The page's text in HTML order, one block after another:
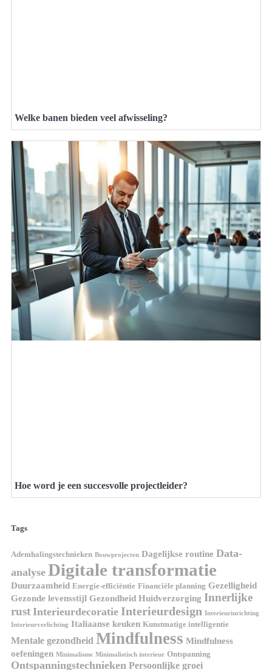
Welke banen bieden veel afwisseling?
Hoe word je een succesvolle projectleider?
Tags
Ademhalingstechnieken Bouwprojecten Dagelijkse routine Data-
analyse Digitale transformatie
Duurzaamheid Energie-efficiëntie Financiële planning Gezelligheid
Gezonde levensstijl Gezondheid Huidverzorging Innerlijke
rust Interieurdecoratie Interieurdesign Interieurinrichting
Interieurverlichting Italiaanse keuken Kunstmatige intelligentie
Mentale gezondheid Mindfulness Mindfulness
oefeningen Minimalisme Minimalistisch interieur Ontspanning
Ontspanningstechnieken Persoonlijke groei